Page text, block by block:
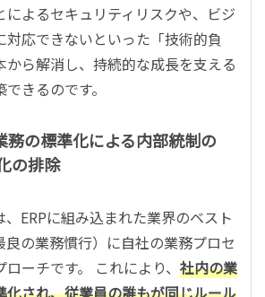
によるセキュリティリスクや、ビジ
対応できないといった「技術的負
から解消し、持続的な成長を支える
きるのです。
務の標準化による内部統制の
の排除
ERPに組み込まれた業界のベスト
良の業務慣行）に自社の業務プロセ
ーチです。 これにより、 社内の業
化され、従業員の誰もが同じルール